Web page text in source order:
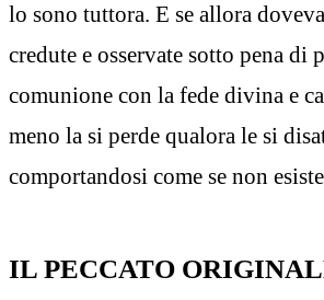
lo sono tuttora. E se allora
credute e osservate sotto pena di
comunione con la fede divina e
meno la si perde qualora le si
comportandosi come se non
IL PECCATO